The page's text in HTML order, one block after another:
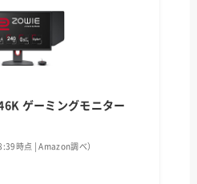
ゲーミングモニター
時点 | Amazon調べ）